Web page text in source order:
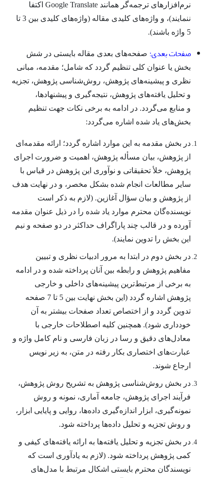
نرم‌افزارهای ترجمه‌گر همانند Google Translate اکتفا
ننمایند)، و واژه‌های کلیدی مقاله (واژه‌های کلیدی بین 3 تا
5 واژه باشند).
صفحات بعدی: صفحه‌های بعدی مقاله بایستی در شش
بخش یا عنوان کلی تنظیم گردد که شامل؛ مقدمه، مبانی
نظری و پیشینه‌های پژوهش، روش‌شناسی پژوهش، تجزیه
و تحلیل یافته‌های پژوهش، نتیجه‌گیری و پیشنهادها،
و منابع می‌گردد. در ادامه به برخی نکات جهت تنظیم
بخش‌های یاد شده اشاره می‌گردد:
در بخش مقدمه به این موارد اشاره گردد؛ ارائه مقدمه‌ای
از پژوهش، بیان مسأله پژوهش، اهمیت و ضرورت اجرای
پژوهش، خلأ تحقیقاتی و نوآوری این پژوهش در قیاس با
سایر مطالعات انجام شده بشکل مخصر، و در نهایت هدف
از پژوهش و بیان سؤال آغازین. (لازم به ذکر است
نویسنده‌گان محترم موارد یاد شده را در ذیل عنوان مقدمه
آورده و در قالب چند پاراگراف حداکثر در دو صفحه و نیم
این بخش را تدوین نمایند).
در بخش دوم در ابتدا به مرور ادبیات نظری و تبیین
مفاهیم پژوهش و رابطه بین آنان پرداخته شده و در ادامه
به برخی از مرتبط‌ترین پیشینه‌های داخلی و خارجی
پژوهش اشاره گردد (این بخش نهایت بین 5 تا 7 صفحه
تدوین گردد و از اختصاص تعداد صفحات بیشتر به آن
خودداری شود). همچنین کلیه اصطلاحات خارجی با
معادل‌های دقیق و رسا در زبان فارسی و نام کامل واژه و
عبارت­‌های اختصاری بکار رفته در متن، به زیر نویس
ارجاع شوند.
در بخش روش‌شناسی پژوهش به تشریح روش پژوهش،
فرآیند اجرای پژوهش، جامعه آماری، نمونه و روش
نمونه‌گیری، ابزار اندازه‌گیری داده‌ها، روایی و پایایی ابزار،
و روش تجزیه و تحلیل داده‌ها پرداخته شود.
در بخش تجزیه و تحلیل یافته‌ها به ارائه یافته‌های کیفی و
کمی پژوهش پرداخته شود. (لازم به یادآوری است که
نویسندگان محترم بایستی اشکال مرتبط با مدل‌های